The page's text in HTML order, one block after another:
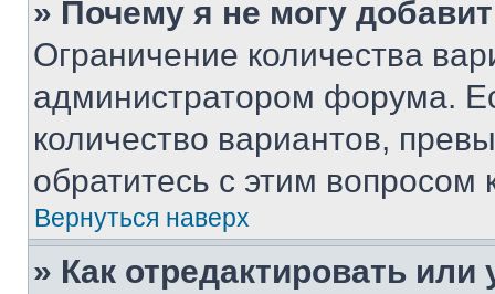
» Почему я не могу
Ограничение количества
администратором форума.
количество вариантов,
обратитесь с этим вопросом
Вернуться наверх
» Как отредактировать